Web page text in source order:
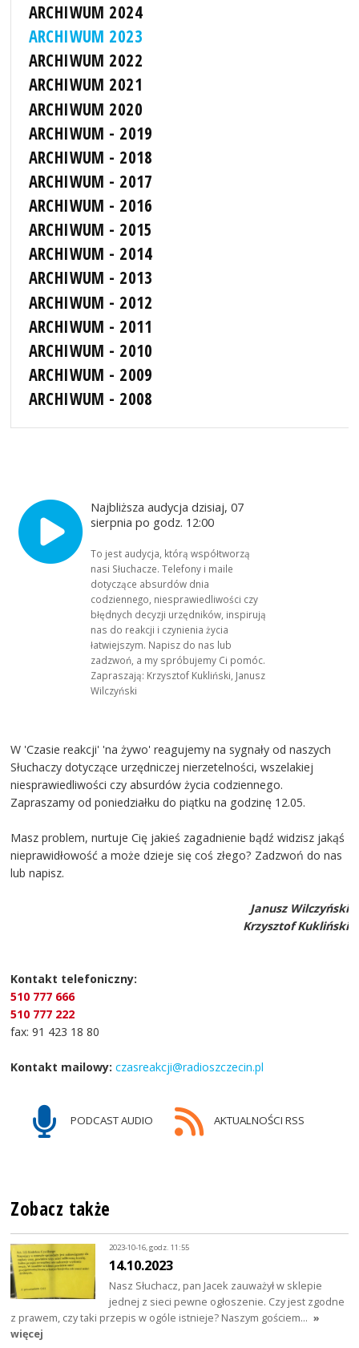
ARCHIWUM 2024
ARCHIWUM 2023
ARCHIWUM 2022
ARCHIWUM 2021
ARCHIWUM 2020
ARCHIWUM - 2019
ARCHIWUM - 2018
ARCHIWUM - 2017
ARCHIWUM - 2016
ARCHIWUM - 2015
ARCHIWUM - 2014
ARCHIWUM - 2013
ARCHIWUM - 2012
ARCHIWUM - 2011
ARCHIWUM - 2010
ARCHIWUM - 2009
ARCHIWUM - 2008
Najbliższa audycja dzisiaj, 07
sierpnia po godz. 12:00
To jest audycja, którą współtworzą
nasi Słuchacze. Telefony i maile
dotyczące absurdów dnia
codziennego, niesprawiedliwości czy
błędnych decyzji urzędników, inspirują
nas do reakcji i czynienia życia
łatwiejszym. Napisz do nas lub
zadzwoń, a my spróbujemy Ci pomóc.
Zapraszają: Krzysztof Kukliński, Janusz
Wilczyński
W 'Czasie reakcji' 'na żywo' reagujemy na sygnały od naszych
Słuchaczy dotyczące urzędniczej nierzetelności, wszelakiej
niesprawiedliwości czy absurdów życia codziennego.
Zapraszamy od poniedziałku do piątku na godzinę 12.05.
Masz problem, nurtuje Cię jakieś zagadnienie bądź widzisz jakąś
nieprawidłowość a może dzieje się coś złego? Zadzwoń do nas
lub napisz.
Janusz Wilczyński
Krzysztof Kukliński
Kontakt telefoniczny:
510 777 666
510 777 222
fax: 91 423 18 80
Kontakt mailowy: czasreakcji@radioszczecin.pl
PODCAST AUDIO AKTUALNOŚCI RSS
Zobacz także
2023-10-16, godz. 11:55
14.10.2023
Nasz Słuchacz, pan Jacek zauważył w sklepie
jednej z sieci pewne ogłoszenie. Czy jest zgodne
z prawem, czy taki przepis w ogóle istnieje? Naszym gościem… »
więcej